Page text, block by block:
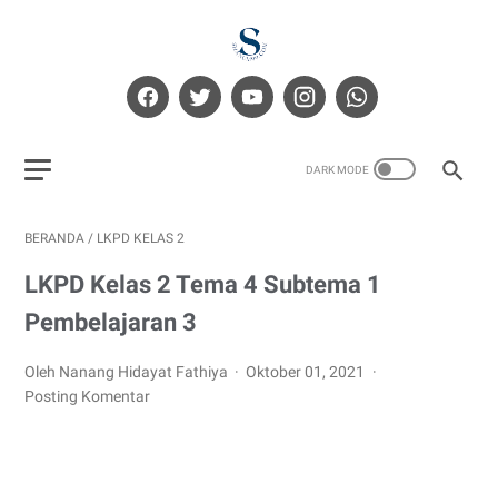
BERANDA / LKPD KELAS 2
LKPD Kelas 2 Tema 4 Subtema 1
Pembelajaran 3
Oleh Nanang Hidayat Fathiya
Oktober 01, 2021
Posting Komentar